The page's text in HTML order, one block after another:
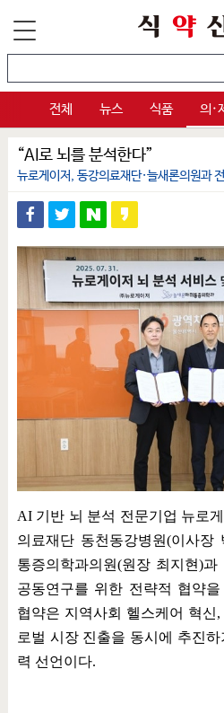
전체 뉴스 식품 의·
“AI로 뇌를 분석한다”
뉴로게이저, 동강의료재단·늘새론의원과
AI 기반 뇌 분석 전문기업 뉴로
의료재단 동천동강병원(이사장
통증의학과의원(원장 최지현)과
공동연구를 위한 전략적 협약
협약은 지역사회 헬스케어 혁신,
로벌 시장 진출을 동시에 추진
력 선언이다.